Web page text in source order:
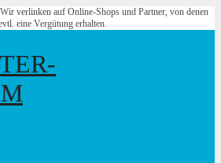
verlinken auf Online-Shops und Partner, von denen
eine Vergütung erhalten.